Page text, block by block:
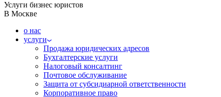
Услуги бизнес юристов
В Москве
о нас
услуги
Продажа юридических адресов
Бухгалтерские услуги
Налоговый консалтинг
Почтовое обслуживание
Защита от субсидиарной ответственности
Корпоративное право